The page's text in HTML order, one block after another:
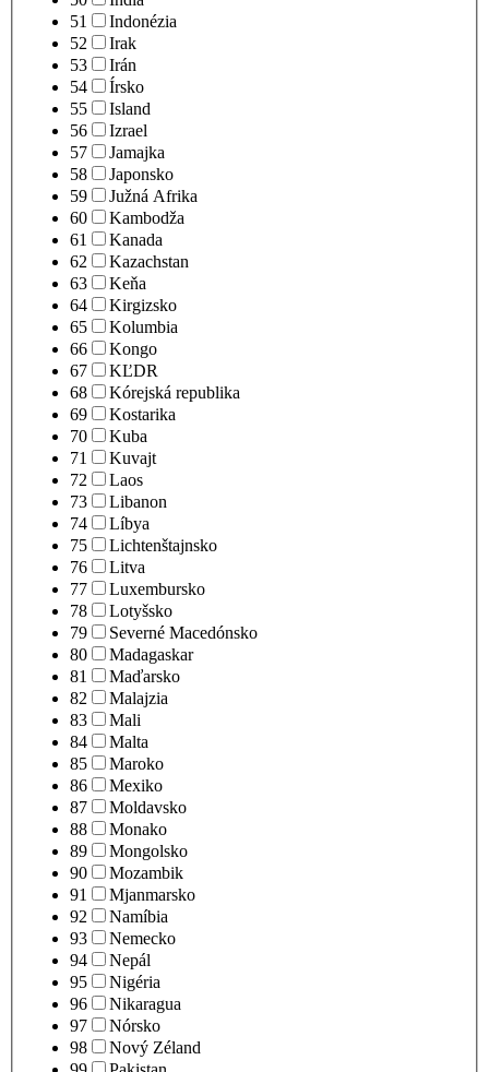
51
Indonézia
52
Irak
53
Irán
54
Írsko
55
Island
56
Izrael
57
Jamajka
58
Japonsko
59
Južná Afrika
60
Kambodža
61
Kanada
62
Kazachstan
63
Keňa
64
Kirgizsko
65
Kolumbia
66
Kongo
67
KĽDR
68
Kórejská republika
69
Kostarika
70
Kuba
71
Kuvajt
72
Laos
73
Libanon
74
Líbya
75
Lichtenštajnsko
76
Litva
77
Luxembursko
78
Lotyšsko
79
Severné Macedónsko
80
Madagaskar
81
Maďarsko
82
Malajzia
83
Mali
84
Malta
85
Maroko
86
Mexiko
87
Moldavsko
88
Monako
89
Mongolsko
90
Mozambik
91
Mjanmarsko
92
Namíbia
93
Nemecko
94
Nepál
95
Nigéria
96
Nikaragua
97
Nórsko
98
Nový Zéland